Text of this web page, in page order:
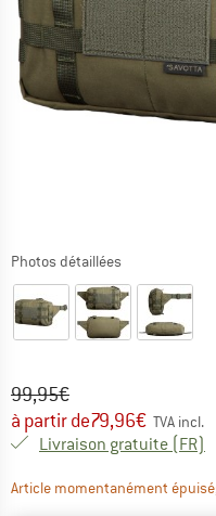
Photos détaillées
Prix initial :
99,95€
Prix:
à partir de79,96€ TVA incl.
Livraison gratuite (FR)
Article momentanément